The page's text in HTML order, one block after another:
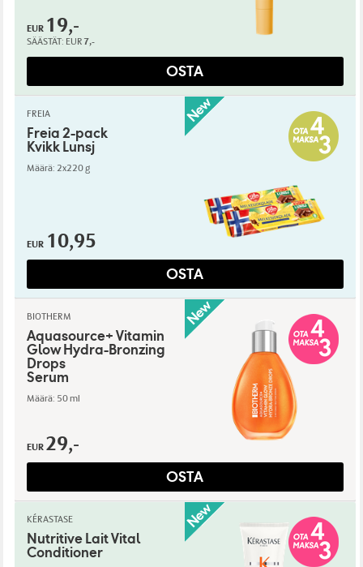
EUR 19,-
SÄÄSTÄT: EUR 7,-
OSTA
FREIA
Freia 2-pack
Kvikk Lunsj
Määrä: 2x220 g
EUR 10,95
OSTA
BIOTHERM
Aquasource+ Vitamin
Glow Hydra-Bronzing
Drops
Serum
Määrä: 50 ml
EUR 29,-
OSTA
KÉRASTASE
Nutritive Lait Vital
Conditioner